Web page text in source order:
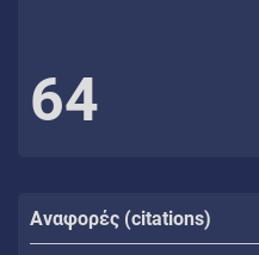
64
Αναφορές (citations)